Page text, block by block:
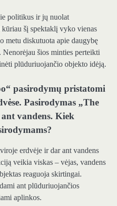
politikus ir jų nuolat
šį spektaklį vyko vienas
metu diskutuota apie daugybę
šios minties perteikti
plūduriuojančio objekto idėją.
pasirodymų pristatomi
Pasirodymas „The
vandens. Kiek
erdvėje ir dar ant vandens
veikia viskas – vėjas, vandens
reaguoja skirtingai.
ant plūduriuojančios
aplinkos.